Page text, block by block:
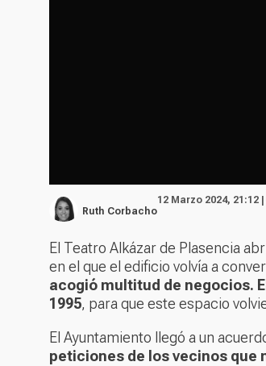
Ruth Corbacho
12 Marzo 2024, 21:12
El Teatro Alkázar de Plasencia
en el que el edificio volvía a
acogió multitud de negocios.
1995, para que este espacio
El Ayuntamiento llegó a un
peticiones de los vecinos que